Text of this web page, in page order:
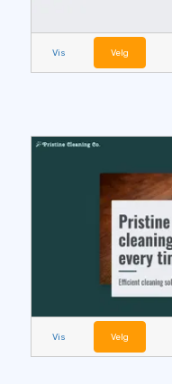
Vis Velg
Vis Velg